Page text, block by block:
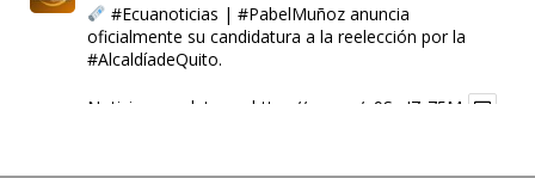
#Ecuanoticias | #PabelMuñozanuncia
oficialmente su candidatura a la reelección por la
#AlcaldíadeQuito.
Noticia completa en: https://wp.me/p9SwIZ-75M